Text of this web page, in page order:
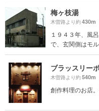
梅ヶ枝湯
木曽路より約430m
１９４３年、風
で、玄関側はモ
ブラッスリー
木曽路より約540m
創作料理のお店